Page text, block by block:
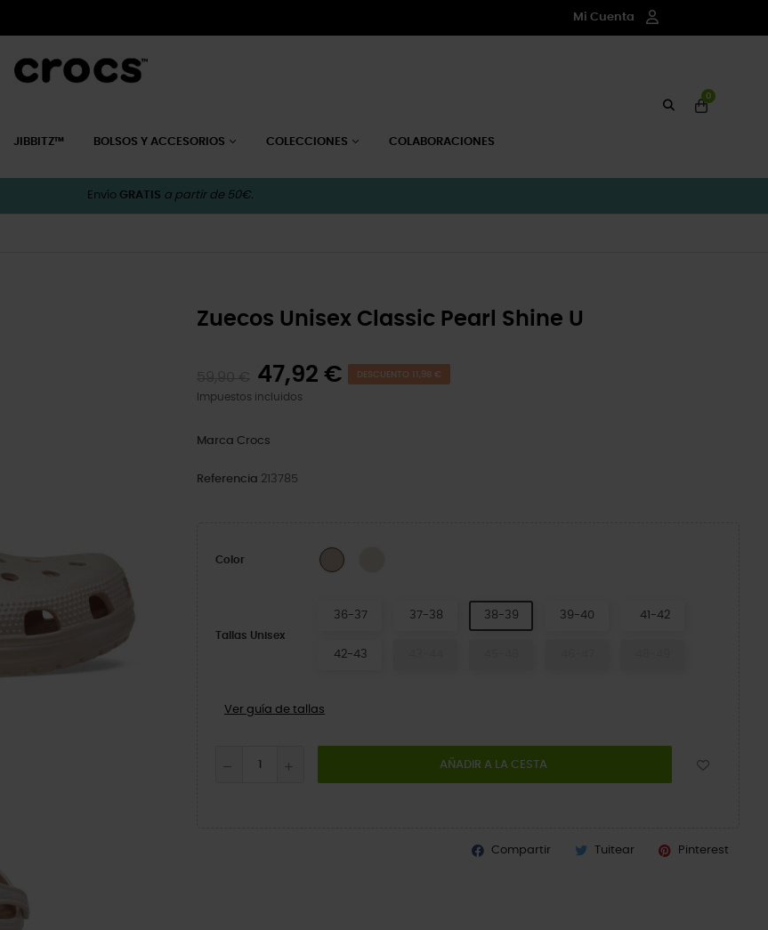
Mi Cuenta
JIBBITZ™ BOLSOS Y ACCESORIOS COLECCIONES COLABORACIONES
0
Envío GRATIS a partir de 50€.
Zuecos Unisex Classic Pearl Shine U
47,92 € DESCUENTO 11,98 €
Impuestos incluidos
Marca Crocs
Referencia 213785
Color Quartz
Tallas Unisex
36-37 37-38 38-39 39-40 41-42
42-43
Ver guía de tallas
AÑADIR A LA CESTA
Compartir Tuitear Pinterest